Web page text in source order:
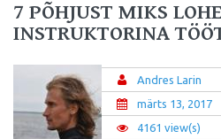
7 PÕHJUST MIKS
INSTRUKTORINA
Andres Larin
märts 13, 2017
4161 view(s)